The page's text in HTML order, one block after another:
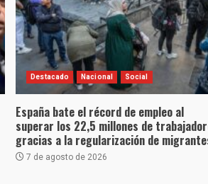
Destacado Nacional Social
España bate el récord de empleo al
superar los 22,5 millones de
gracias a la regularización de
7 de agosto de 2026